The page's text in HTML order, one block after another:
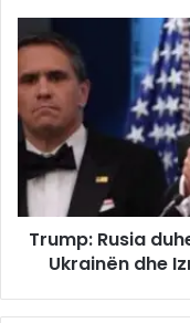
Trump: Rusia
Ukrainën dhe